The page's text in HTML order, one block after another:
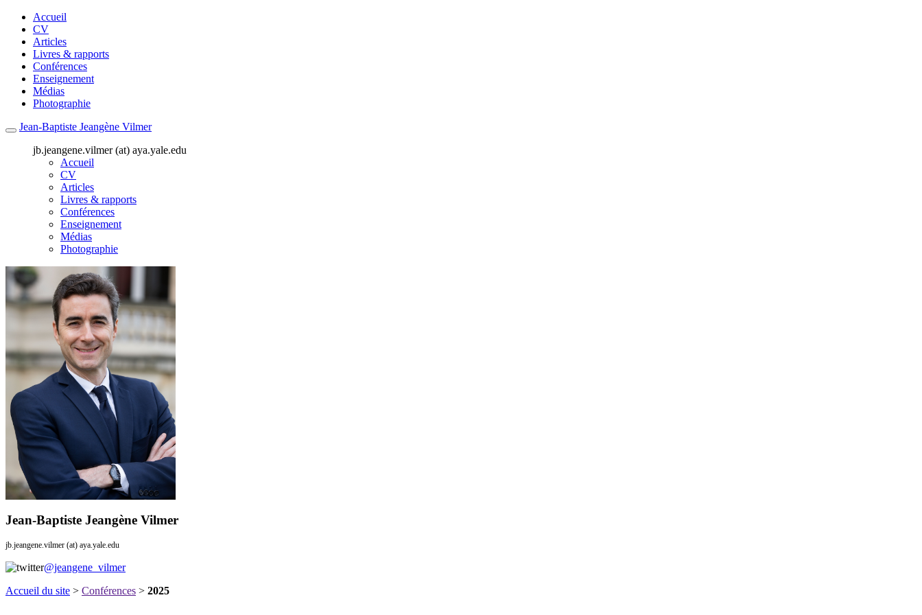
Accueil
CV
Articles
Livres & rapports
Conférences
Enseignement
Médias
Photographie
Jean-Baptiste Jeangène Vilmer
jb.jeangene.vilmer (at) aya.yale.edu
Accueil
CV
Articles
Livres & rapports
Conférences
Enseignement
Médias
Photographie
Jean-Baptiste Jeangène Vilmer
jb.jeangene.vilmer (at) aya.yale.edu
@jeangene_vilmer
Accueil du site > Conférences > 2025